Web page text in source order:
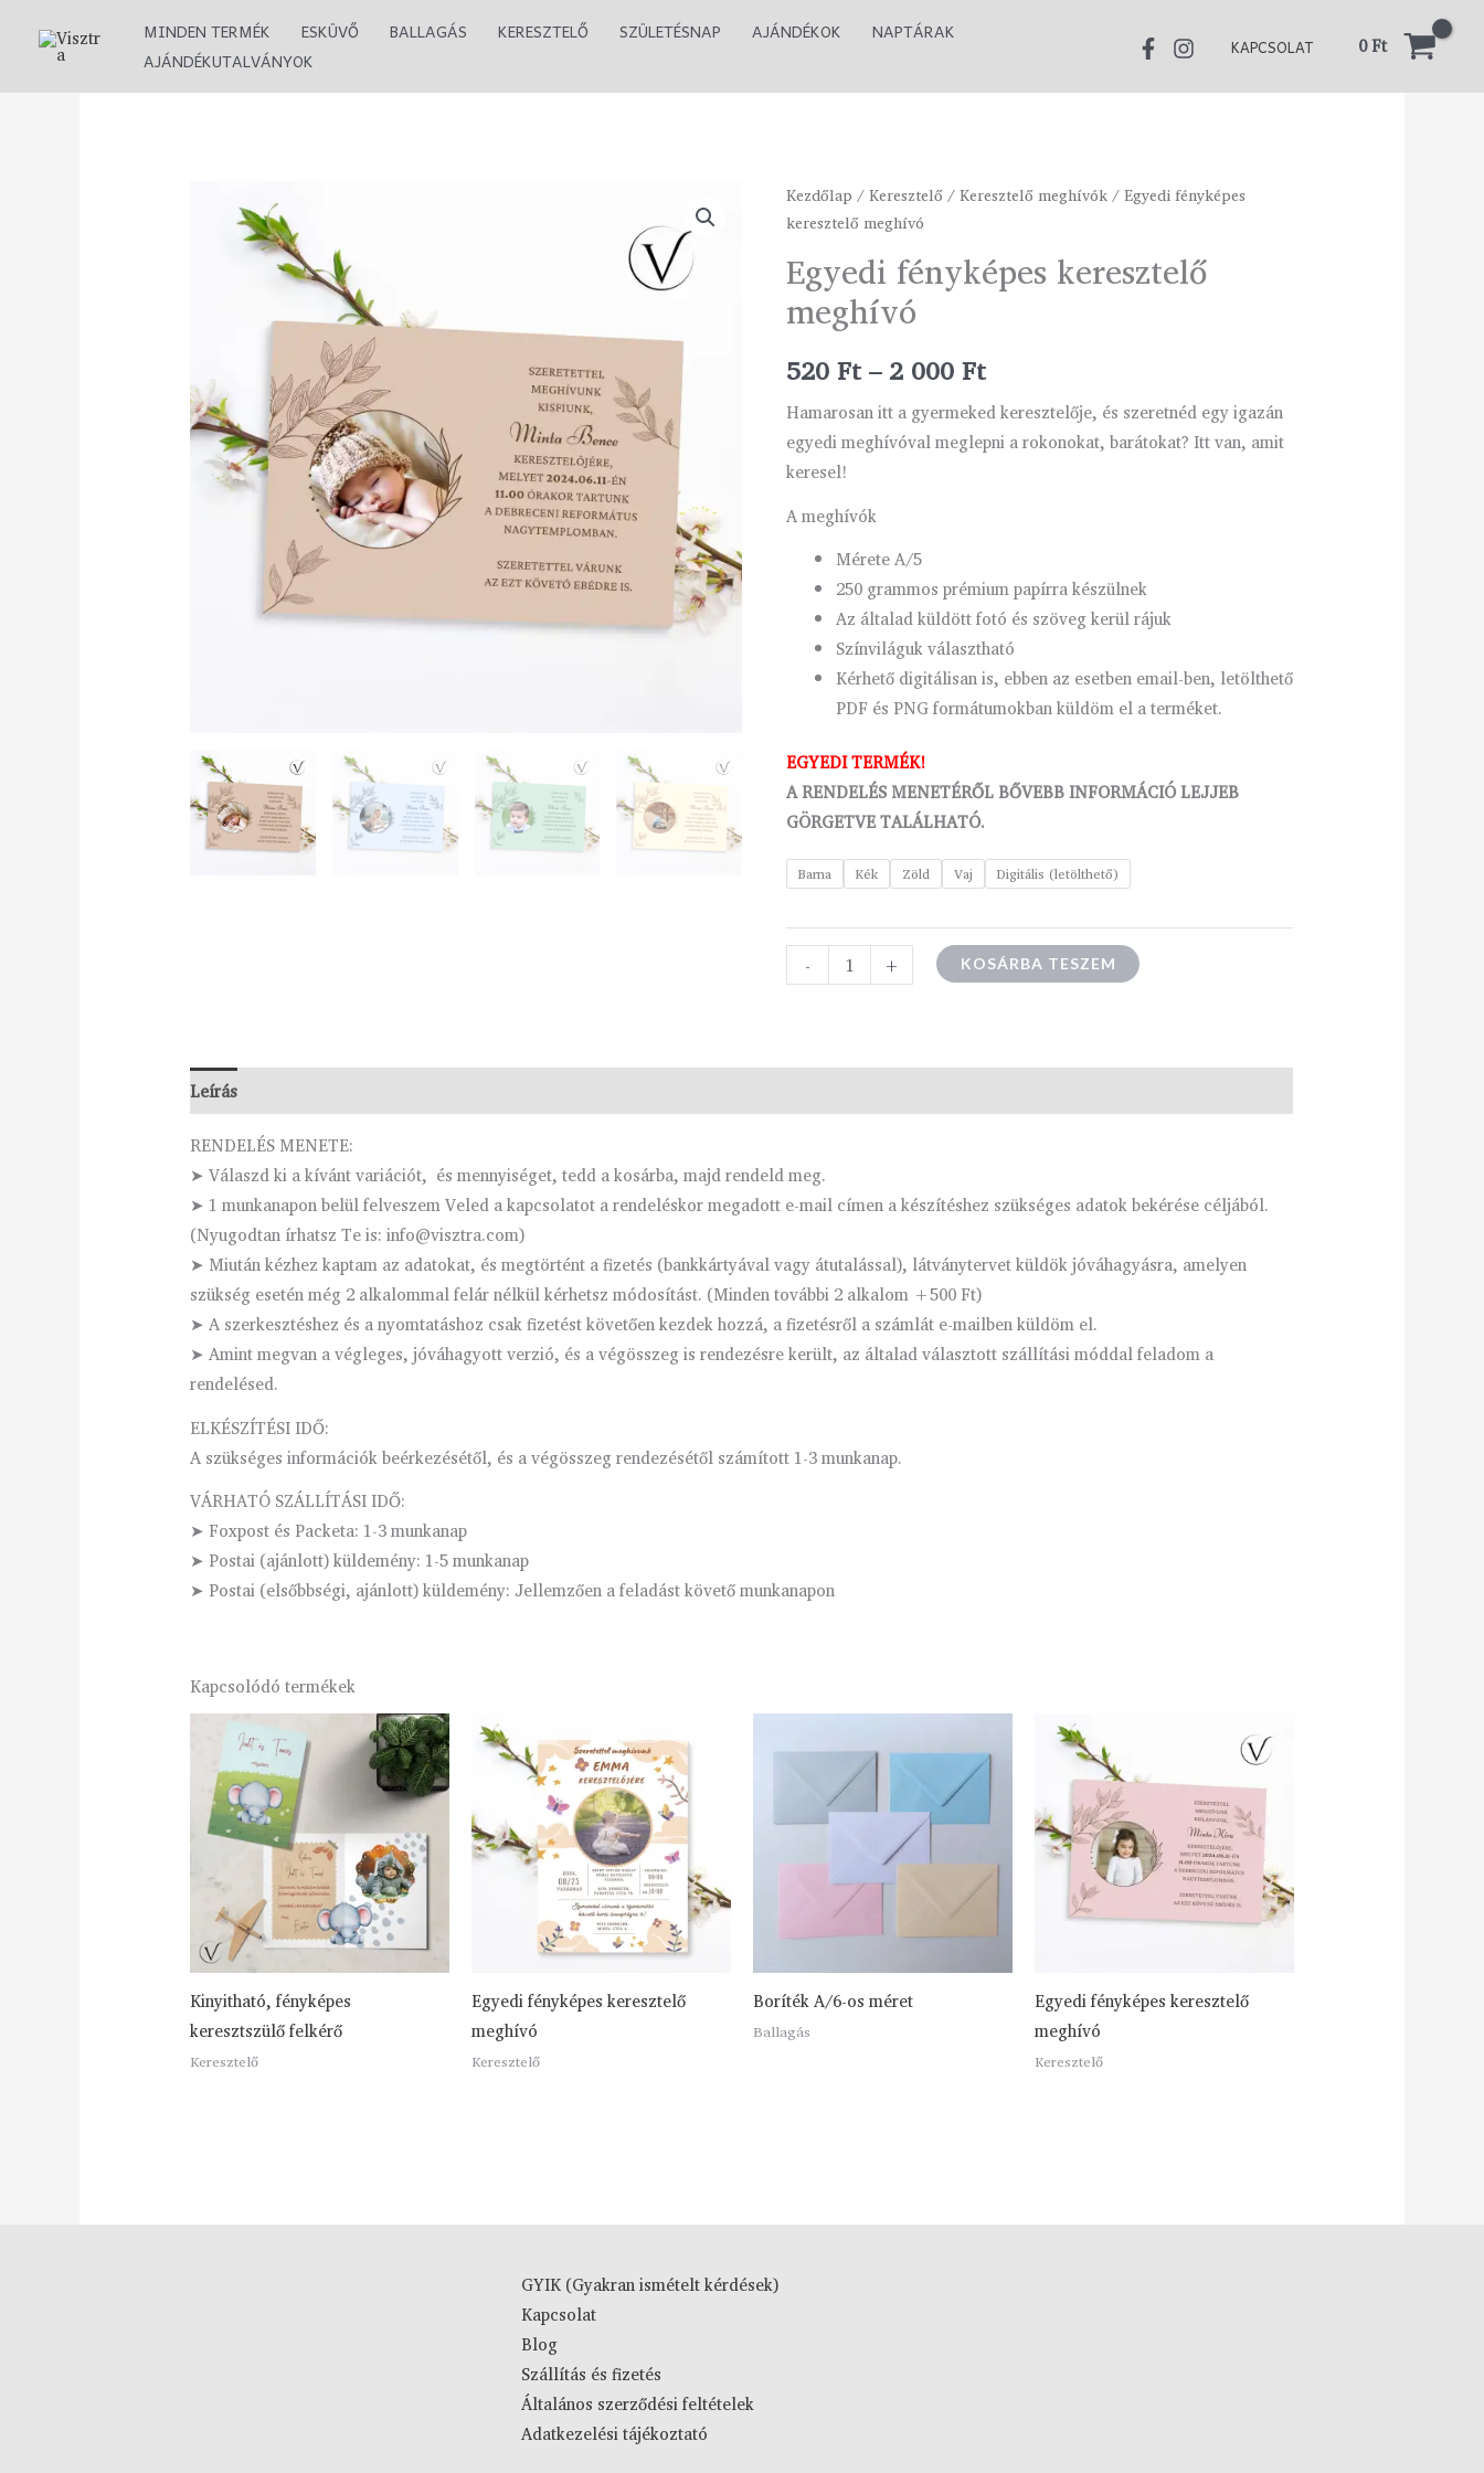
MINDEN TERMÉK ESKÜVŐ BALLAGÁS KERESZTELŐ SZÜLETÉSNAP AJÁNDÉKOK
NAPTÁRAK
AJÁNDÉKUTALVÁNYOK
KAPCSOLAT 0Ft
Kezdőlap /Keresztelő /Keresztelő meghívók/ Egyedi fényképes
keresztelő meghívó
Egyedi fényképes keresztelő
meghívó
520Ft– 2 000Ft
Ártartomány:
-
000 Ft
Hamarosan itt a gyermeked keresztelője, és szeretnéd egy igazán
egyedi meghívóval meglepni a rokonokat, barátokat? Itt van, amit
keresel!
A meghívók
Mérete A/5
250 grammos prémium papírra készülnek
Az általad küldött fotó és szöveg kerül rájuk
Színviláguk választható
Kérhető digitálisan is, ebben az esetben email-ben, letölthető
PDF és PNG formátumokban küldöm el a terméket.
EGYEDI TERMÉK!
A RENDELÉS MENETÉRŐL BŐVEBB INFORMÁCIÓ LEJJEB
GÖRGETVE TALÁLHATÓ.
Barna Kék Zöld Vaj Digitális (letölthető)
-
Egyedi
fényképes
keresztelő
meghívó
mennyiség
+ KOSÁRBA TESZEM
Leírás
RENDELÉS MENETE:
➤ Válaszd ki a kívánt variációt, és mennyiséget, tedd a kosárba, majd rendeld meg.
➤ 1 munkanapon belül felveszem Veled a kapcsolatot a rendeléskor megadott e-mail címen a készítéshez szükséges adatok bekérése céljából.
(Nyugodtan írhatsz Te is: info@visztra.com)
➤ Miután kézhez kaptam az adatokat, és megtörtént a fizetés (bankkártyával vagy átutalással), látványtervet küldök jóváhagyásra, amelyen
szükség esetén még 2 alkalommal felár nélkül kérhetsz módosítást. (Minden további 2 alkalom +500 Ft)
➤ A szerkesztéshez és a nyomtatáshoz csak fizetést követően kezdek hozzá, a fizetésről a számlát e-mailben küldöm el.
➤ Amint megvan a végleges, jóváhagyott verzió, és a végösszeg is rendezésre került, az általad választott szállítási móddal feladom a
rendelésed.
ELKÉSZÍTÉSI IDŐ:
A szükséges információk beérkezésétől, és a végösszeg rendezésétől számított 1-3 munkanap.
VÁRHATÓ SZÁLLÍTÁSI IDŐ:
➤ Foxpost és Packeta: 1-3 munkanap
➤ Postai (ajánlott) küldemény: 1-5 munkanap
➤ Postai (elsőbbségi, ajánlott) küldemény: Jellemzően a feladást követő munkanapon
Kapcsolódó termékek
Kinyitható, fényképes
keresztszülő felkérő
Keresztelő
Egyedi fényképes keresztelő
meghívó
Keresztelő
Boríték A/6-os méret
Ballagás
Egyedi fényképes keresztelő
meghívó
Keresztelő
GYIK (Gyakran ismételt kérdések)
Kapcsolat
Blog
Szállítás és fizetés
Általános szerződési feltételek
Adatkezelési tájékoztató
000 Ft